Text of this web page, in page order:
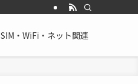
SIM・WiFi・ネット関連